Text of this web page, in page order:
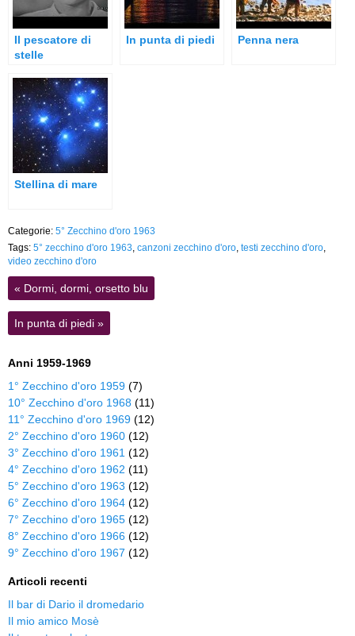
Il pescatore di
stelle
In punta di piedi Penna nera
Stellina di mare
Categorie: 5° Zecchino d'oro 1963
Tags: 5° zecchino d'oro 1963 canzoni zecchino d'oro testi zecchino d'oro
video zecchino d'oro
« Dormi, dormi, orsetto blu
In punta di piedi »
Anni 1959-1969
1° Zecchino d'oro 1959 (7)
10° Zecchino d'oro 1968 (11)
11° Zecchino d'oro 1969 (12)
2° Zecchino d'oro 1960 (12)
3° Zecchino d'oro 1961 (12)
4° Zecchino d'oro 1962 (11)
5° Zecchino d'oro 1963 (12)
6° Zecchino d'oro 1964 (12)
7° Zecchino d'oro 1965 (12)
8° Zecchino d'oro 1966 (12)
9° Zecchino d'oro 1967 (12)
Articoli recenti
Il bar di Dario il dromedario
Il mio amico Mosè